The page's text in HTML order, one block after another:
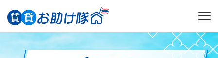
お助け隊のポイント